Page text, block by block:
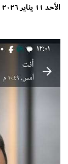
الأحد ١١ يناير ٢٠٢٦ الساعة ١٢:٢٧ صباحاً